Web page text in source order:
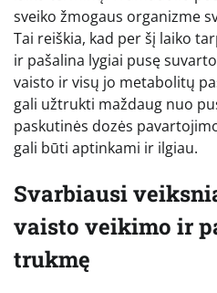
sveiko žmogaus organizme
Tai reiškia, kad per šį laiko
ir pašalina lygiai pusę
vaisto ir visų jo metabolitų
gali užtrukti maždaug nuo
paskutinės dozės
gali būti aptinkami ir ilgiau.
Svarbiausi
vaisto veikimo ir
trukmę